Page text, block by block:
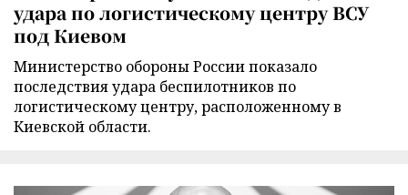
удара по логистическому центру ВСУ
под Киевом
Министерство обороны России показало
последствия удара беспилотников по
логистическому центру, расположенному в
Киевской области.